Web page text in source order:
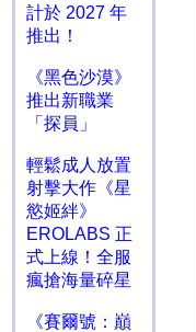
計於 2027 年
推出！
《黑色沙漠》
推出新職業
「探員」
輕鬆成人放置
射擊大作《星
慾姬絆》
EROLABS 正
式上線！全服
瘋搶海量碎星
《賽爾號：巔